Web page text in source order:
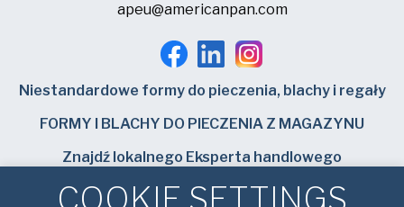
apeu@americanpan.com
Niestandardowe formy do pieczenia, blachy i regały
FORMY I BLACHY DO PIECZENIA Z MAGAZYNU
Znajdź lokalnego Eksperta handlowego
Bundy Baking Solutions
COOKIE SETTINGS